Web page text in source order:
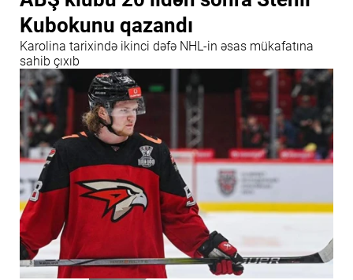
Kubokunu qazandı
Karolina tarixində ikinci dəfə NHL-in əsas mükafatına
sahib çıxıb